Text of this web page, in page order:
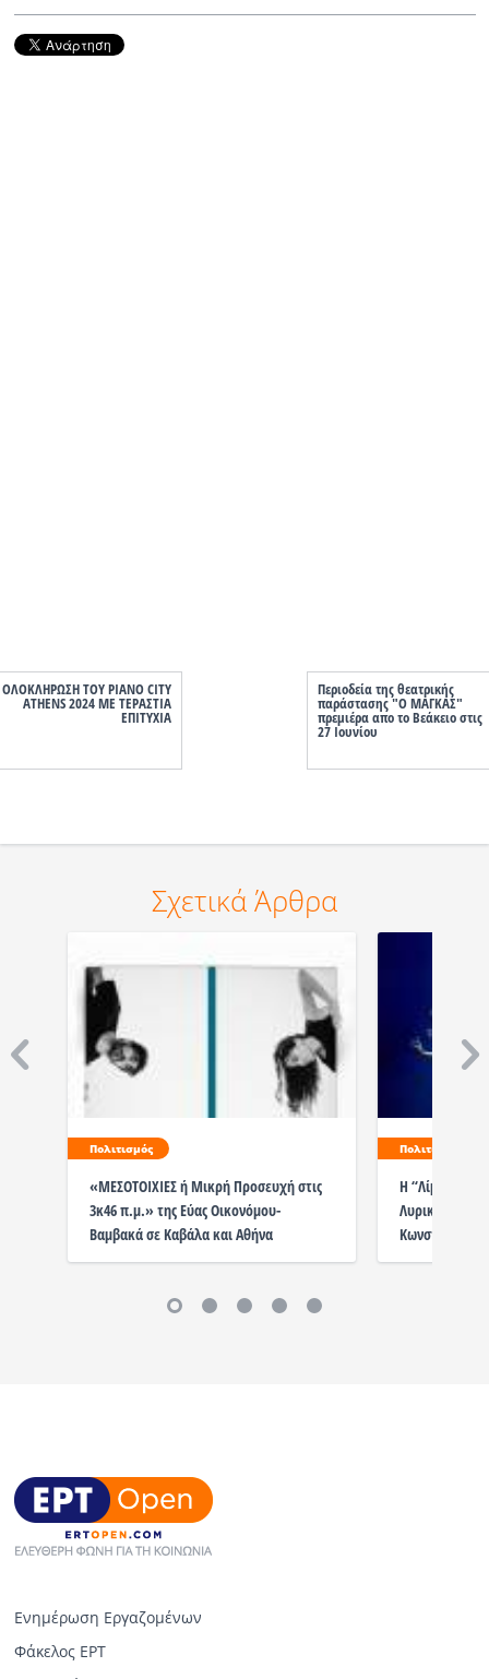
ΟΛΟΚΛΗΡΩΣΗ ΤΟΥ PIANO CITY
ATHENS 2024 ΜΕ ΤΕΡΑΣΤΙΑ
ΕΠΙΤΥΧΙΑ
Περιοδεία της θεατρικής
παράστασης "Ο ΜΑΓΚΑΣ"
πρεμιέρα απο το Βεάκειο στις
27 Ιουνίου
Σχετικά Άρθρα
Πολιτισμός
«ΜΕΣΟΤΟΙΧΙΕΣ ή Μικρή Προσευχή στις
3κ46 π.μ.» της Εύας Οικονόμου-
Βαμβακά σε Καβάλα και Αθήνα
Πολιτισμός
Η “Λίμνη των
Λυρική σε
Ενημέρωση Εργαζομένων
Φάκελος ΕΡΤ